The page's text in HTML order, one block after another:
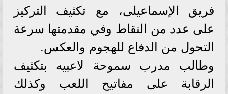
فريق الإسماعيلى، مع تكثيف التركيز
على عدد من النقاط وفي مقدمتها سرعة
التحول من الدفاع للهجوم والعكس.
وطالب مدرب سموحة لاعبيه بتكثيف
الرقابة على مفاتيح اللعب وكذلك